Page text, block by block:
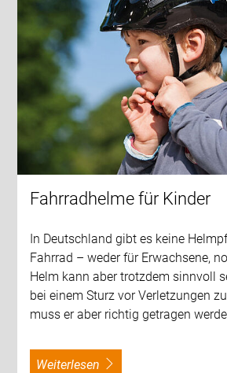
Fahrradhelme für Kinder
In Deutschland gibt es keine
Fahrrad – weder für Erwachsene,
Helm kann aber trotzdem sinnvoll
bei einem Sturz vor Verletzungen
muss er aber richtig getragen
weiterlesen